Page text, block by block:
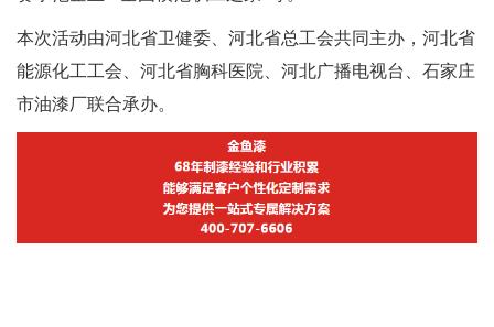
本次活动由河北省卫健委、河北省总工会共同主办，河北省
能源化工工会、河北省胸科医院、河北广播电视台、石家庄
市油漆厂联合承办。